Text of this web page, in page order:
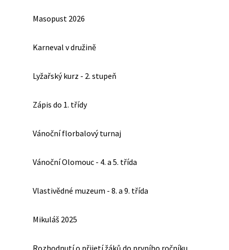
Masopust 2026
Karneval v družině
Lyžařský kurz - 2. stupeň
Zápis do 1. třídy
Vánoční florbalový turnaj
Vánoční Olomouc - 4. a 5. třída
Vlastivědné muzeum - 8. a 9. třída
Mikuláš 2025
Rozhodnutí o přijetí žáků do prvního ročníku